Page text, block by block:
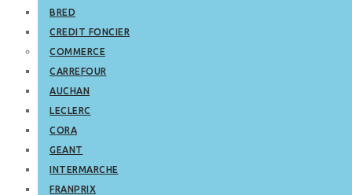
BRED
CREDIT FONCIER
COMMERCE
CARREFOUR
AUCHAN
LECLERC
CORA
GEANT
INTERMARCHE
FRANPRIX